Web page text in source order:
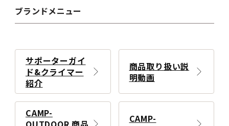
ブランドメニュー
サポーターガイ
ド&クライマー
紹介
商品取り扱い説
明動画
CAMP-
CAMP-